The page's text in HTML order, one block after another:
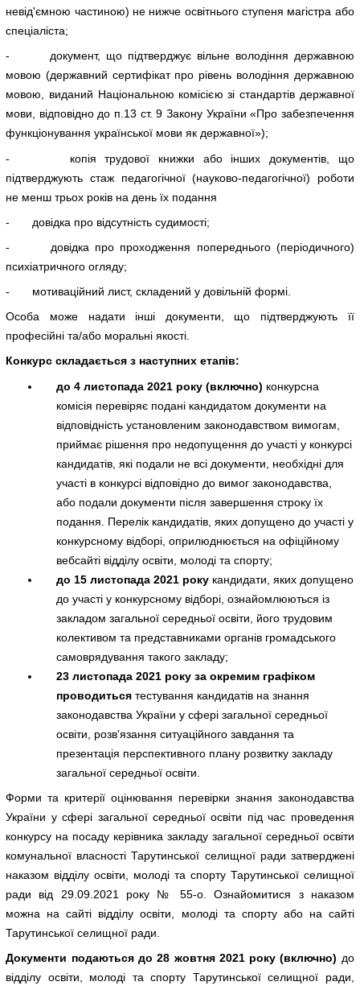
невід'ємною частиною) не нижче освітнього ступеня магістра або
спеціаліста;
- документ, що підтверджує вільне володіння державною
мовою (державний сертифікат про рівень володіння державною
мовою, виданий Національною комісією зі стандартів державної
мови, відповідно до п.13 ст. 9 Закону України «Про забезпечення
функціонування української мови як державної»);
- копія трудової книжки або інших документів, що
підтверджують стаж педагогічної (науково-педагогічної) роботи
не менш трьох років на день їх подання
- довідка про відсутність судимості;
- довідка про проходження попереднього (періодичного)
психіатричного огляду;
- мотиваційний лист, складений у довільній формі.
Особа може надати інші документи, що підтверджують її
професійні та/або моральні якості.
Конкурс складається з наступних етапів:
до 4 листопада 2021 року (включно) конкурсна
комісія перевіряє подані кандидатом документи на
відповідність установленим законодавством вимогам,
приймає рішення про недопущення до участі у конкурсі
кандидатів, які подали не всі документи, необхідні для
участі в конкурсі відповідно до вимог законодавства,
або подали документи після завершення строку їх
подання. Перелік кандидатів, яких допущено до участі у
конкурсному відборі, оприлюднюється на офіційному
вебсайті відділу освіти, молоді та спорту;
до 15 листопада 2021 року кандидати, яких допущено
до участі у конкурсному відборі, ознайомлюються із
закладом загальної середньої освіти, його трудовим
колективом та представниками органів громадського
самоврядування такого закладу;
23 листопада 2021 року за окремим графіком
проводитьсятестування кандидатів на знання
законодавства України у сфері загальної середньої
освіти, розв'язання ситуаційного завдання та
презентація перспективного плану розвитку закладу
загальної середньої освіти.
Форми та критерії оцінювання перевірки знання законодавства
України у сфері загальної середньої освіти під час проведення
конкурсу на посаду керівника закладу загальної середньої освіти
комунальної власності Тарутинської селищної ради затверджені
наказом відділу освіти, молоді та спорту Тарутинської селищної
ради від 29.09.2021 року № 55-о. Ознайомитися з наказом
можна на сайті відділу освіти, молоді та спорту або на сайті
Тарутинської селищної ради.
Документи подаються до 28 жовтня 2021 року (включно) до
відділу освіти, молоді та спорту Тарутинської селищної ради,